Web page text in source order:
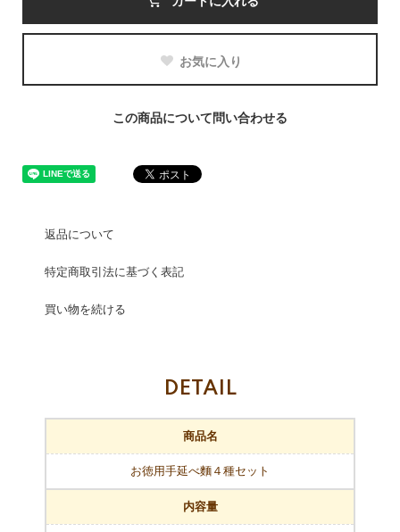
お気に入り
この商品について問い合わせる
返品について
特定商取引法に基づく表記
買い物を続ける
DETAIL
商品名
お徳用手延べ麵４種セット
内容量